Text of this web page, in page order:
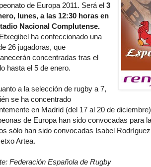
de Europa 2011. Será el 3
lunes, a las 12:30 horas en
Nacional Complutense.
ha confeccionado una
26 jugadoras, que
concentradas tras el
hasta el 5 de enero.
a la selección de rugby a 7,
se ha concentrado
en Madrid (del 17 al 20 de
de Europa han sido convocadas para
sólo han sido convocadas Isabel
Artea.
Federación Española de Rugby